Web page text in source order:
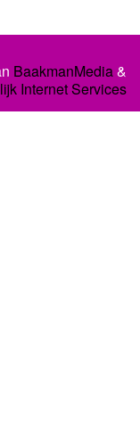
BaakmanMedia&
Internet Services